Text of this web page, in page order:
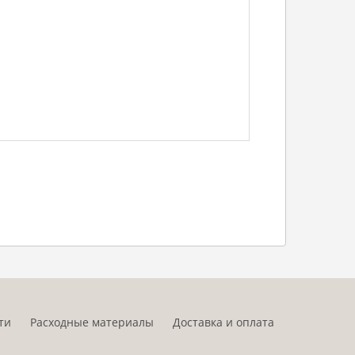
Расходные материалы Доставка и оплата